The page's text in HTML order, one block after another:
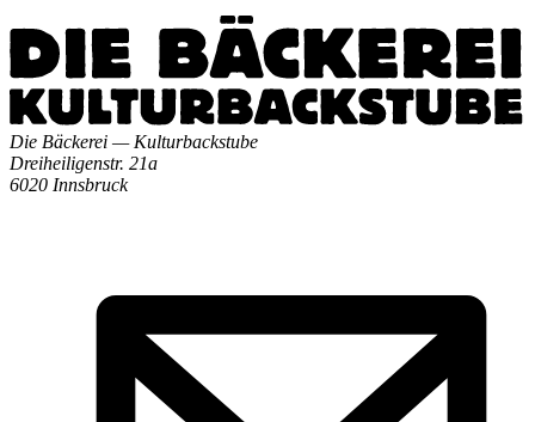
Die Bäckerei — Kulturbackstube
Dreiheiligenstr. 21a
6020 Innsbruck